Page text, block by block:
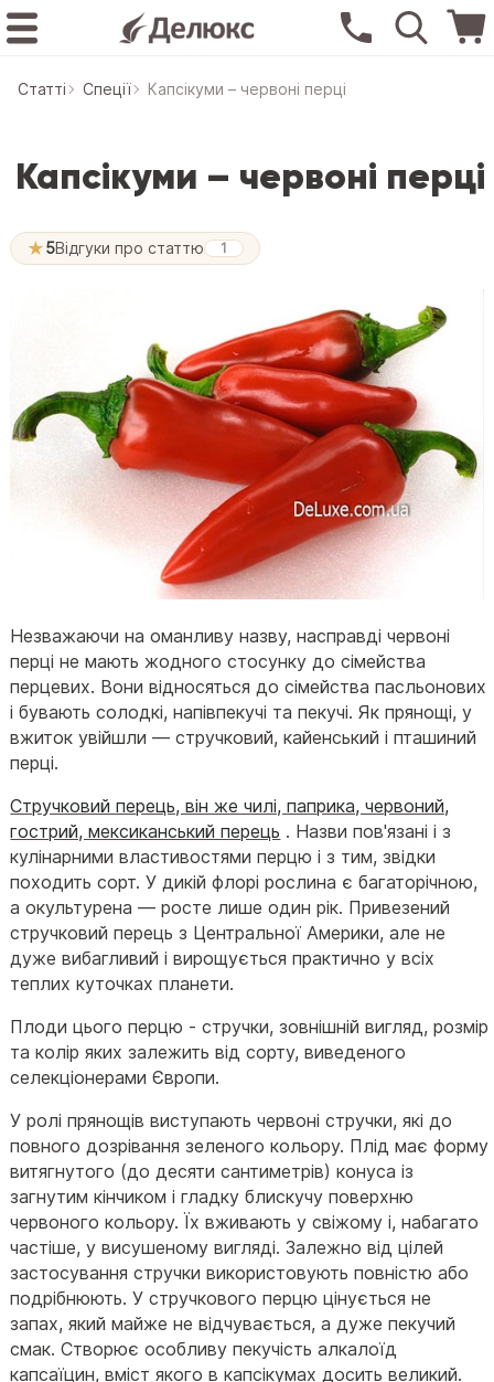
Статтi Спеції Капсікуми – червоні перці
Капсікуми – червоні перці
★5Відгуки про статтю 1
Незважаючи на оманливу назву, насправді червоні
перці не мають жодного стосунку до сімейства
перцевих. Вони відносяться до сімейства пасльонових
і бувають солодкі, напівпекучі та пекучі. Як прянощі, у
вжиток увійшли — стручковий, кайенський і пташиний
перці.
Стручковий перець, він же чилі, паприка, червоний,
гострий, мексиканський перець . Назви пов'язані і з
кулінарними властивостями перцю і з тим, звідки
походить сорт. У дикій флорі рослина є багаторічною,
а окультурена — росте лише один рік. Привезений
стручковий перець з Центральної Америки, але не
дуже вибагливий і вирощується практично у всіх
теплих куточках планети.
Плоди цього перцю - стручки, зовнішній вигляд, розмір
та колір яких залежить від сорту, виведеного
селекціонерами Європи.
У ролі прянощів виступають червоні стручки, які до
повного дозрівання зеленого кольору. Плід має форму
витягнутого (до десяти сантиметрів) конуса із
загнутим кінчиком і гладку блискучу поверхню
червоного кольору. Їх вживають у свіжому і, набагато
частіше, у висушеному вигляді. Залежно від цілей
застосування стручки використовують повністю або
подрібнюють. У стручкового перцю цінується не
запах, який майже не відчувається, а дуже пекучий
смак. Створює особливу пекучість алкалоїд
капсаїцин, вміст якого в капсікумах досить великий.